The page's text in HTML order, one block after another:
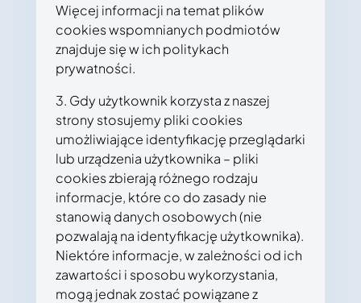
Więcej informacji na temat plików
cookies wspomnianych podmiotów
znajduje się w ich politykach
prywatności.
3. Gdy użytkownik korzysta z naszej
strony stosujemy pliki cookies
umożliwiające identyfikację przeglądarki
lub urządzenia użytkownika – pliki
cookies zbierają różnego rodzaju
informacje, które co do zasady nie
stanowią danych osobowych (nie
pozwalają na identyfikację użytkownika).
Niektóre informacje, w zależności od ich
zawartości i sposobu wykorzystania,
mogą jednak zostać powiązane z